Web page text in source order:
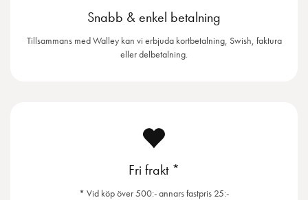
Snabb & enkel betalning
Tillsammans med Walley kan vi erbjuda kortbetalning, Swish, faktura
eller delbetalning.
Fri frakt *
* Vid köp över 500:- annars fastpris 25:-